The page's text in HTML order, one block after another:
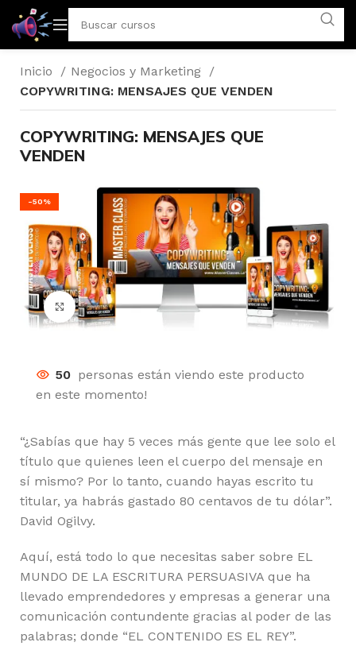
Inicio
Negocios y Marketing
COPYWRITING: MENSAJES QUE VENDEN
COPYWRITING: MENSAJES QUE
VENDEN
-50%
Click para agrandar
50 personas están viendo este producto
en este momento!
“¿Sabías que hay 5 veces más gente que lee solo el
título que quienes leen el cuerpo del mensaje en
sí mismo? Por lo tanto, cuando hayas escrito tu
titular, ya habrás gastado 80 centavos de tu dólar”.
David Ogilvy.
Aquí, está todo lo que necesitas saber sobre EL
MUNDO DE LA ESCRITURA PERSUASIVA que ha
llevado emprendedores y empresas a generar una
comunicación contundente gracias al poder de las
palabras; donde “EL CONTENIDO ES EL REY”.